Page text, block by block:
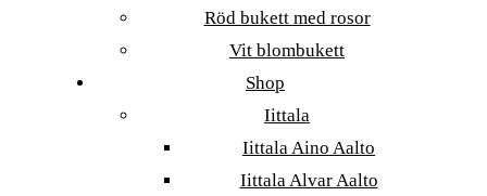
Röd bukett med rosor
Vit blombukett
Shop
Iittala
Iittala Aino Aalto
Iittala Alvar Aalto